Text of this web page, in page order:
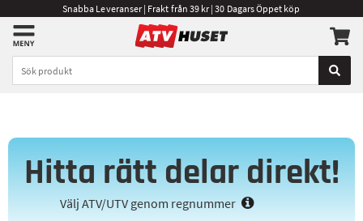
Snabba Leveranser | Frakt från 39 kr | 30 Dagars Öppet köp
Hitta rätt delar direkt!
Välj ATV/UTV genom regnummer